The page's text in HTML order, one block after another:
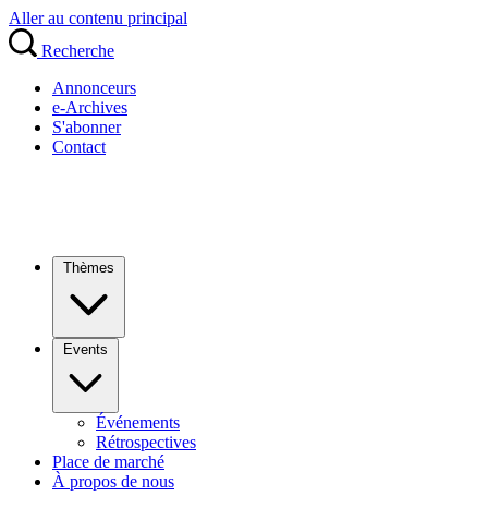
Aller au contenu principal
Recherche
Annonceurs
e-Archives
S'abonner
Contact
Thèmes
Events
Événements
Rétrospectives
Place de marché
À propos de nous